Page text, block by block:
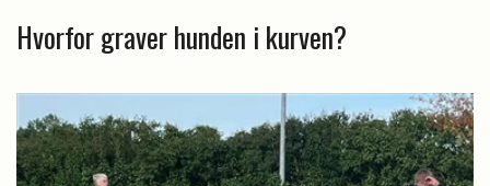
Hvorfor graver hunden i kurven?